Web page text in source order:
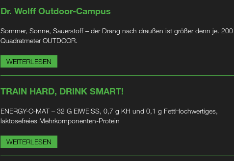
Dr. Wolff Outdoor-Campus
Sommer, Sonne, Sauerstoff – der Drang nach draußen ist größer denn je. 200
Quadratmeter OUTDOOR.
WEITERLESEN
TRAIN HARD, DRINK SMART!
ENERGY-O-MAT – 32 G EIWEISS, 0,7 g KH und 0,1 g FettHochwertiges,
laktosefreies Mehrkomponenten-Protein
WEITERLESEN